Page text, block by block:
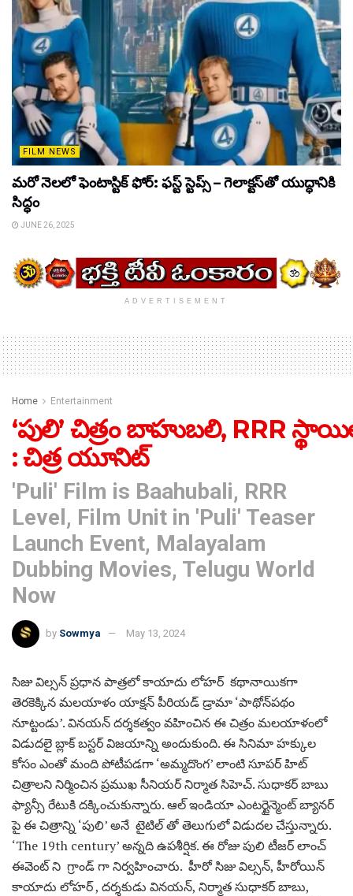
FILM NEWS
మరో నెలలో ఫెంటాస్టిక్ ఫోర్: ఫస్ట్ స్టెప్స్ – గెలాక్టస్‌తో యుద్ధానికి
సిద్ధం
JUNE 26, 2025
ADVERTISEMENT
Home Entertainment
‘పులి’ చిత్రం బాహుబలి, RRR
: చిత్ర యూనిట్
'Puli' Film is Baahubali, RRR
Level, Film Unit in 'Puli' Teaser
Launch Event, Malayalam
Dubbing Movies, Telugu World
Now
by Sowmya May 13, 2024
సిజు విల్సన్ ప్రధాన పాత్రలో కాయాదు లోహర్ కథానాయికగా
తెరకెక్కిన మలయాళం యాక్షన్ పీరియడ్ డ్రామా ‘పాథోన్‌పథం
నూట్టండు’. వినయన్ దర్శకత్వం వహించిన ఈ చిత్రం మలయాళంలో
విడుదలై బ్లాక్ బస్టర్ విజయాన్ని అందుకుంది. ఈ సినిమా హక్కుల
కోసం ఎంతో మంది పోటీపడగా ‘అమ్మదొంగ’ లాంటి సూపర్ హిట్
చిత్రాలని నిర్మించిన ప్రముఖ సీనియర్ నిర్మాత సిహెచ్. సుధాకర్ బాబు
ఫ్యాన్సీ రేటుకి దక్కించుకున్నారు. ఆల్ ఇండియా ఎంటర్టైన్మెంట్ బ్యానర్
పై ఈ చిత్రాన్ని ‘పులి’ అనే టైటిల్ తో తెలుగులో విడుదల చేస్తున్నారు.
‘The 19th century’ అన్నది ఉపశీర్షిక. ఈ రోజు పులి టీజర్ లాంచ్
ఈవెంట్ ని గ్రాండ్ గా నిర్వహించారు. హీరో సిజు విల్సన్, హీరోయిన్
కాయాదు లోహర్ , దర్శకుడు వినయన్, నిర్మాత సుధాకర్ బాబు,